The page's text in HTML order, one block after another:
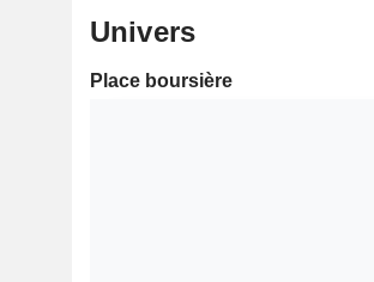
Univers
Place boursière